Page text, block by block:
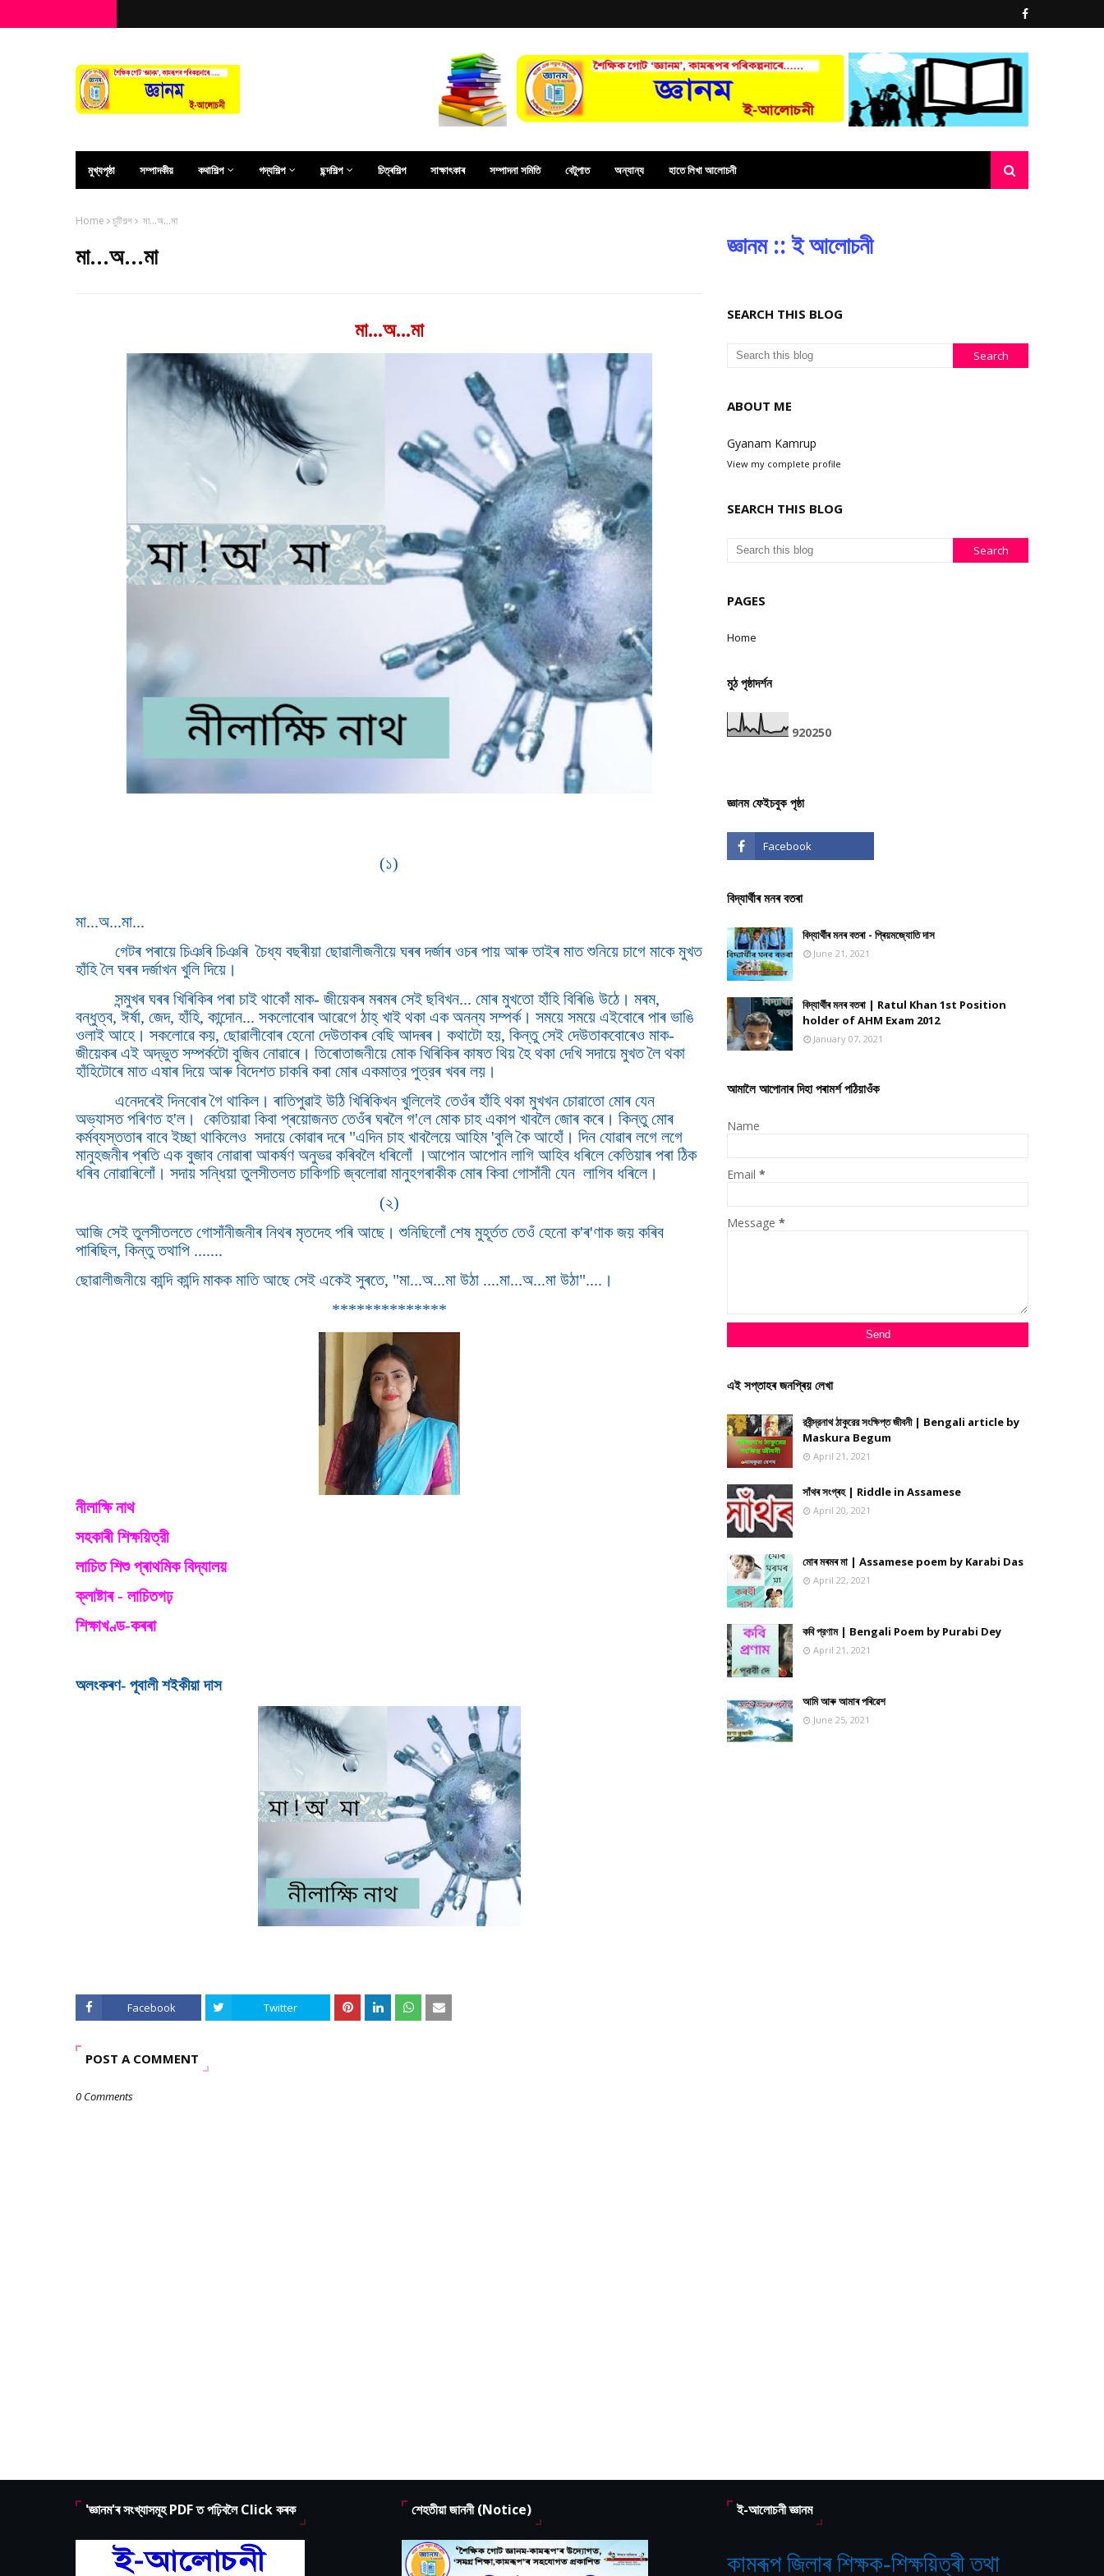
মুখ্যপৃষ্ঠা সম্পাদকীয় কথাশিল্প গদ্যশিল্প ছন্দশিল্প চিত্ৰশিল্প সাক্ষাৎকাৰ সম্পাদনা সমিতি বেটুপাত অন্যান্য হাতে লিখা আলোচনী
Home চুটিগল্প মা...অ...মা
মা...অ...মা
মা...অ...মা
(১)
মা...অ...মা...
গেটৰ পৰায়ে চিঞৰি চিঞৰি চৈধ্য বছৰীয়া ছোৱালীজনীয়ে ঘৰৰ দৰ্জাৰ ওচৰ পায় আৰু তাইৰ মাত শুনিয়ে চাগে মাকে মুখত
হাঁহি লৈ ঘৰৰ দৰ্জাখন খুলি দিয়ে।
সন্মুখৰ ঘৰৰ খিৰিকিৰ পৰা চাই থাকোঁ মাক- জীয়েকৰ মৰমৰ সেই ছবিখন... মোৰ মুখতো হাঁহি বিৰিঙি উঠে। মৰম,
বন্ধুত্ব, ঈৰ্ষা, জেদ, হাঁহি, কান্দোন... সকলোবোৰ আৱেগে ঠাহ্ খাই থকা এক অনন্য সম্পৰ্ক। সময়ে সময়ে এইবোৰে পাৰ ভাঙি
ওলাই আহে। সকলোৱে কয়, ছোৱালীবোৰ হেনো দেউতাকৰ বেছি আদৰৰ। কথাটো হয়, কিন্তু সেই দেউতাকবোৰেও মাক-
জীয়েকৰ এই অদ্ভুত সম্পৰ্কটো বুজিব নোৱাৰে। তিৰোতাজনীয়ে মোক খিৰিকিৰ কাষত থিয় হৈ থকা দেখি সদায়ে মুখত লৈ থকা
হাঁহিটোৰে মাত এষাৰ দিয়ে আৰু বিদেশত চাকৰি কৰা মোৰ একমাত্র পুত্রৰ খবৰ লয়।
এনেদৰেই দিনবোৰ গৈ থাকিল। ৰাতিপুৱাই উঠি খিৰিকিখন খুলিলেই তেওঁৰ হাঁহি থকা মুখখন চোৱাতো মোৰ যেন
অভ্যাসত পৰিণত হ'ল। কেতিয়াৱা কিবা প্ৰয়োজনত তেওঁৰ ঘৰলৈ গ'লে মোক চাহ একাপ খাবলৈ জোৰ কৰে। কিন্তু মোৰ
কৰ্মব্যস্ততাৰ বাবে ইচ্ছা থাকিলেও সদায়ে কোৱাৰ দৰে "এদিন চাহ খাবলৈয়ে আহিম 'বুলি কৈ আহোঁ। দিন যোৱাৰ লগে লগে
মানুহজনীৰ প্ৰতি এক বুজাব নোৱাৰা আকৰ্ষণ অনুভৱ কৰিবলৈ ধৰিলোঁ ।আপোন আপোন লাগি আহিব ধৰিলে কেতিয়াৰ পৰা ঠিক
ধৰিব নোৱাৰিলোঁ। সদায় সন্ধিয়া তুলসীতলত চাকিগচি জ্বলোৱা মানুহগৰাকীক মোৰ কিবা গোসাঁনী যেন লাগিব ধৰিলে।
(২)
আজি সেই তুলসীতলতে গোসাঁনীজনীৰ নিথৰ মৃতদেহ পৰি আছে। শুনিছিলোঁ শেষ মুহূৰ্তত তেওঁ হেনো ক'ৰ'ণাক জয় কৰিব
পাৰিছিল, কিন্তু তথাপি .......
ছোৱালীজনীয়ে কান্দি কান্দি মাকক মাতি আছে সেই একেই সুৰতে, "মা...অ...মা উঠা ....মা...অ...মা উঠা"....।
**************
নীলাক্ষি নাথ
সহকাৰী শিক্ষয়িত্রী
লাচিত শিশু প্ৰাথমিক বিদ্যালয়
ক্লাষ্টাৰ - লাচিতগঢ়
শিক্ষাখণ্ড-কৰৰা
অলংকৰণ- পূবালী শইকীয়া দাস
Facebook Twitter
POST A COMMENT
0 Comments
জ্ঞানম :: ই আলোচনী
SEARCH THIS BLOG
ABOUT ME
Gyanam Kamrup
View my complete profile
SEARCH THIS BLOG
PAGES
Home
মুঠ পৃষ্ঠাদৰ্শন
920250
জ্ঞানম ফেইচবুক পৃষ্ঠা
বিদ্যাৰ্থীৰ মনৰ বতৰা
বিদ্যাৰ্থীৰ মনৰ বতৰা - প্ৰিয়মজ্যোতি দাস
June 21, 2021
বিদ্যাৰ্থীৰ মনৰ বতৰা | Ratul Khan 1st Position
holder of AHM Exam 2012
January 07, 2021
আমালৈ আপোনাৰ দিহা পৰামৰ্শ পঠিয়াওঁক
Name
Email*
Message*
এই সপ্তাহৰ জনপ্ৰিয় লেখা
রবীন্দ্রনাথ ঠাকুরের সংক্ষিপ্ত জীবনী | Bengali article by
Maskura Begum
April 21, 2021
সাঁথৰ সংগ্ৰহ | Riddle in Assamese
April 20, 2021
মোৰ মৰমৰ মা | Assamese poem by Karabi Das
April 22, 2021
কবি প্রণাম | Bengali Poem by Purabi Dey
April 21, 2021
আমি আৰু আমাৰ পৰিৱেশ
June 25, 2021
'জ্ঞানম'ৰ সংখ্যাসমূহ PDF ত পঢ়িবলৈ Click কৰক শেহতীয়া জাননী (Notice) ই-আলোচনী জ্ঞানম
কামৰূপ জিলাৰ শিক্ষক-শিক্ষয়িত্ৰী তথা